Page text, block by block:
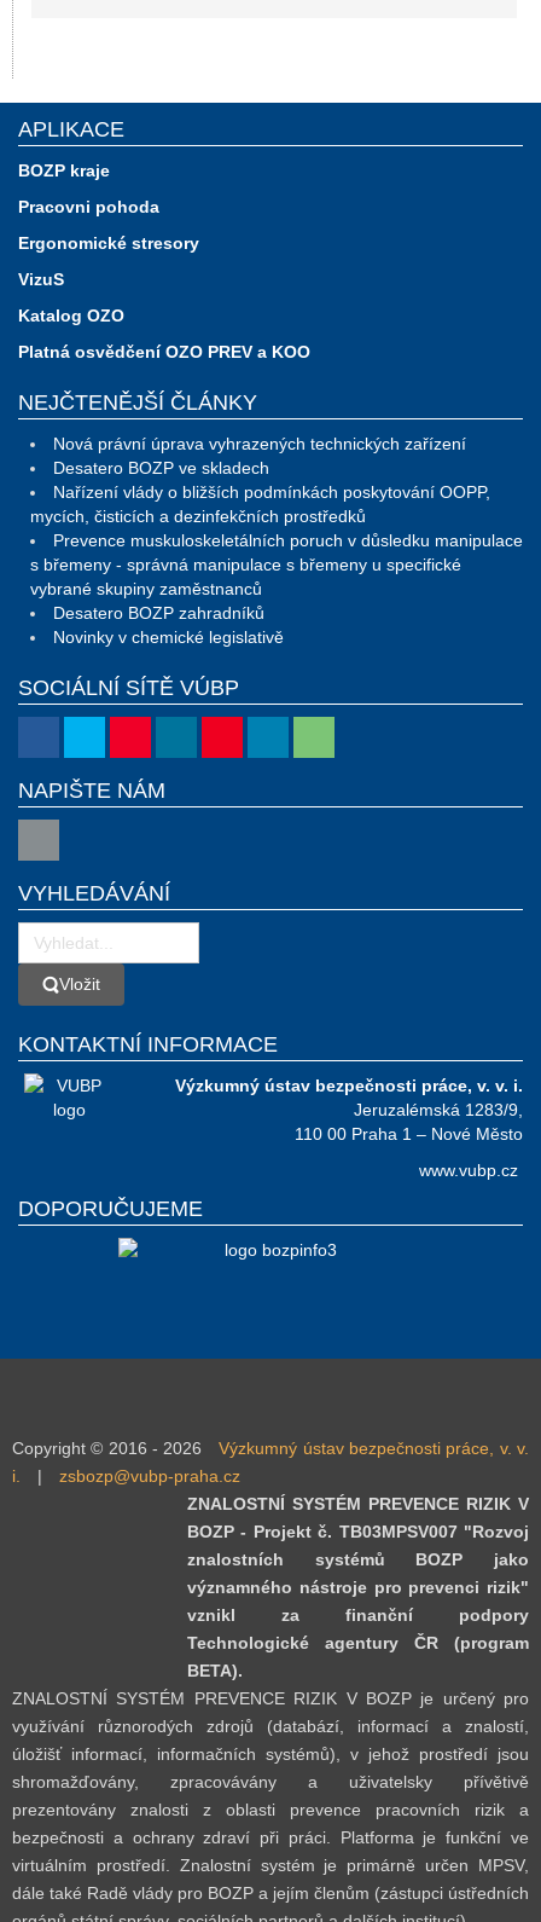
APLIKACE
BOZP kraje
Pracovni pohoda
Ergonomické stresory
VizuS
Katalog OZO
Platná osvědčení OZO PREV a KOO
NEJČTENĚJŠÍ ČLÁNKY
Nová právní úprava vyhrazených technických zařízení
Desatero BOZP ve skladech
Nařízení vlády o bližších podmínkách poskytování OOPP,
mycích, čisticích a dezinfekčních prostředků
Prevence muskuloskeletálních poruch v důsledku manipulace
s břemeny - správná manipulace s břemeny u specifické
vybrané skupiny zaměstnanců
Desatero BOZP zahradníků
Novinky v chemické legislativě
SOCIÁLNÍ SÍTĚ VÚBP
NAPIŠTE NÁM
VYHLEDÁVÁNÍ
VložitVložit
KONTAKTNÍ INFORMACE
Výzkumný ústav bezpečnosti práce, v. v. i.
Jeruzalémská 1283/9,
110 00 Praha 1 – Nové Město
www.vubp.cz
DOPORUČUJEME
Copyright © 2016 - 2026
Výzkumný ústav bezpečnosti práce, v. v.
i.
|
zsbozp@vubp-praha.cz
ZNALOSTNÍ SYSTÉM PREVENCE RIZIK V
BOZP - Projekt č. TB03MPSV007 "Rozvoj
znalostních systémů BOZP jako
významného nástroje pro prevenci rizik"
vznikl za finanční podpory
Technologické agentury ČR (program
BETA).
ZNALOSTNÍ SYSTÉM PREVENCE RIZIK V BOZP je určený pro
využívání různorodých zdrojů (databází, informací a znalostí,
úložišť informací, informačních systémů), v jehož prostředí jsou
shromažďovány, zpracovávány a uživatelsky přívětivě
prezentovány znalosti z oblasti prevence pracovních rizik a
bezpečnosti a ochrany zdraví při práci. Platforma je funkční ve
virtuálním prostředí. Znalostní systém je primárně určen MPSV,
dále také Radě vlády pro BOZP a jejím členům (zástupci ústředních